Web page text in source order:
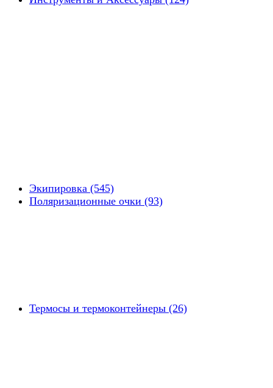
Экипировка (545)
Поляризационные очки (93)
Термосы и термоконтейнеры (26)